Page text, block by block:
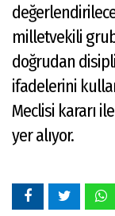
milletvekili
doğrudan
ifadelerini
Meclisi kararı
yer alıyor.